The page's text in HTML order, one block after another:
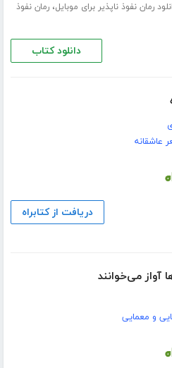
رمان نفوذ ناپذیر برای موبایل،رمان نفوذ
دانلود کتاب
عاشقانه
دریافت از کتابراه
آواز می‌خوانند
و معمایی